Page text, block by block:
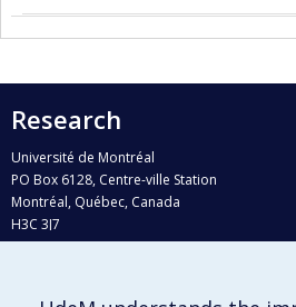
Research
Université de Montréal
PO Box 6128, Centre-ville Station
Montréal, Québec, Canada
H3C 3J7